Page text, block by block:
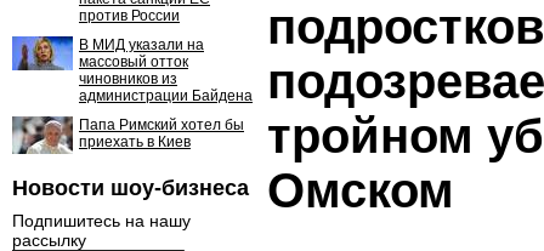
против России
В МИД указали на
массовый отток
чиновников из
администрации Байдена
Папа Римский хотел бы
приехать в Киев
Новости шоу-бизнеса
Подпишитесь на нашу
рассылку
тройном
Омском